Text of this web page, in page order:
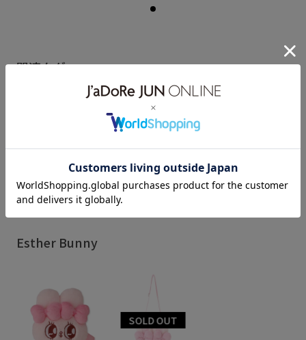
関連タグ
ふんわり もこもこ
ボリューム感 気軽に使える 立体的
もっと見る
Esther Bunny